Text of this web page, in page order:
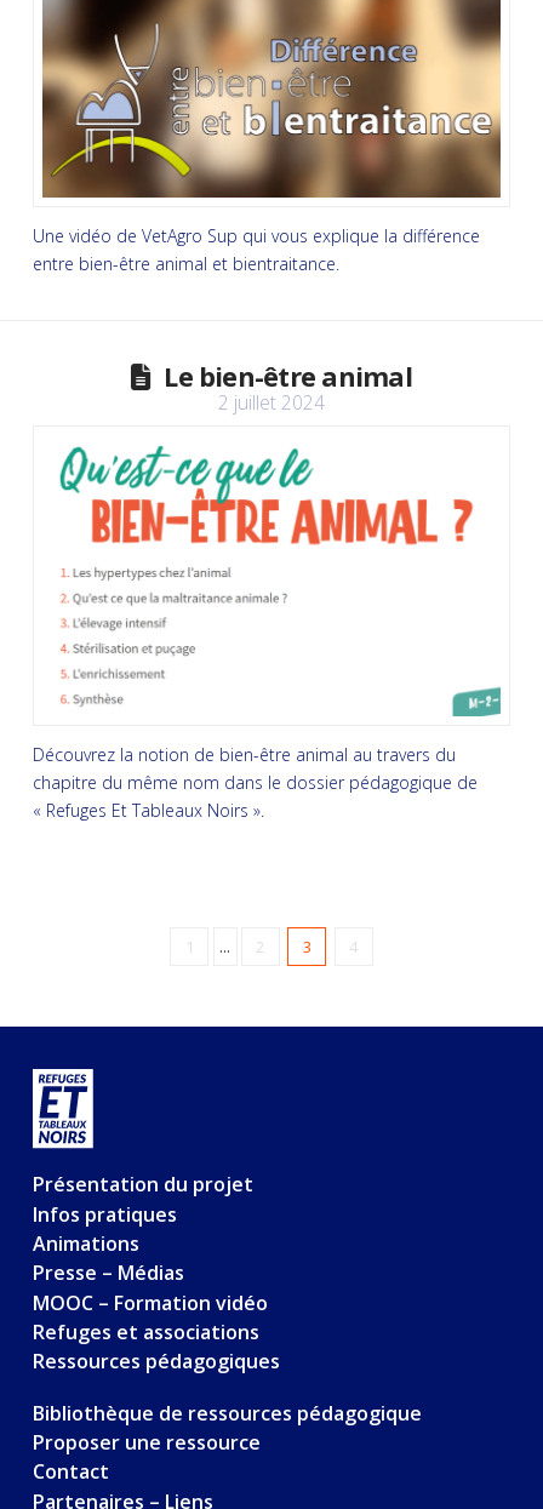
Une vidéo de VetAgro Sup qui vous explique la différence
entre bien-être animal et bientraitance.
Le bien-être animal
2 juillet 2024
Découvrez la notion de bien-être animal au travers du
chapitre du même nom dans le dossier pédagogique de
« Refuges Et Tableaux Noirs ».
1 ... 2 3 4
Présentation du projet
Infos pratiques
Animations
Presse – Médias
MOOC – Formation vidéo
Refuges et associations
Ressources pédagogiques
Bibliothèque de ressources pédagogique
Proposer une ressource
Contact
Partenaires – Liens